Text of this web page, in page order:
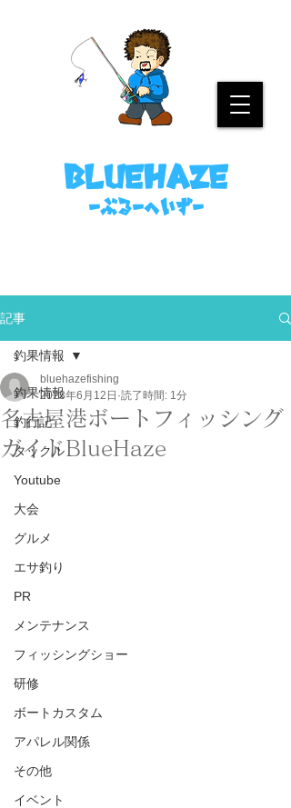
bluehaze
​－ぶるーへいずー
記事
釣果情報
釣行記
タックル
Youtube
大会
グルメ
エサ釣り
PR
メンテナンス
フィッシングショー
研修
ボートカスタム
アパレル関係
その他
イベント
釣果情報
名古屋港ボートフィッシング
ガイドBlueHaze
bluehazefishing
2023年6月12日 読了時間: 1分